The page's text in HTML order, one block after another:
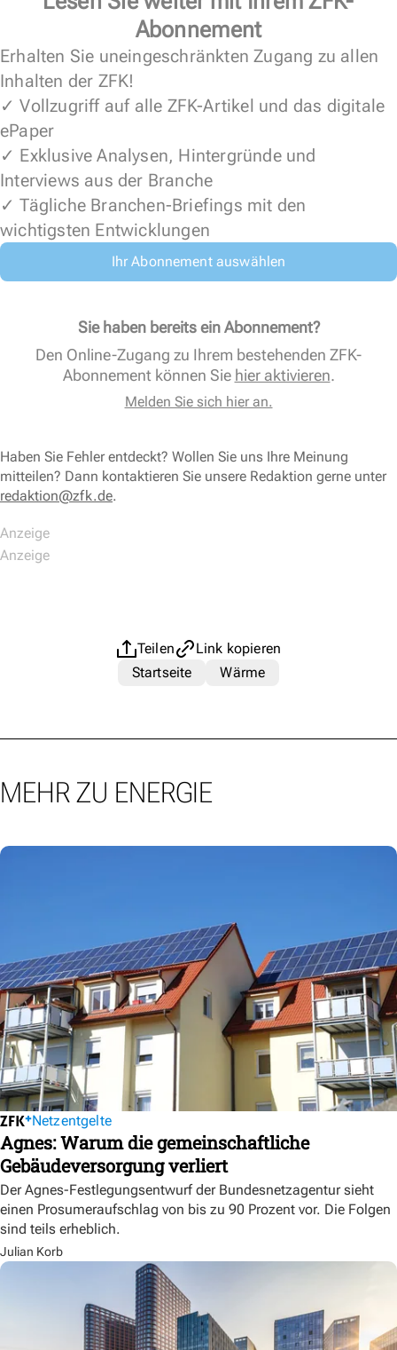
Abonnement
Erhalten Sie uneingeschränkten Zugang zu allen
Inhalten der ZFK!
✓ Vollzugriff auf alle ZFK-Artikel und das digitale
ePaper
✓ Exklusive Analysen, Hintergründe und
Interviews aus der Branche
✓ Tägliche Branchen-Briefings mit den
wichtigsten Entwicklungen
Ihr Abonnement auswählen
Sie haben bereits ein Abonnement?
Den Online-Zugang zu Ihrem bestehenden ZFK-
Abonnement können Sie hier aktivieren.
Melden Sie sich hier an.
Haben Sie Fehler entdeckt? Wollen Sie uns Ihre Meinung
mitteilen? Dann kontaktieren Sie unsere Redaktion gerne unter
redaktion@zfk.de.
Teilen
Link kopieren
Startseite
Wärme
MEHR ZU ENERGIE
Netzentgelte
Agnes: Warum die gemeinschaftliche
Gebäudeversorgung verliert
Der Agnes-Festlegungsentwurf der Bundesnetzagentur sieht
einen Prosumeraufschlag von bis zu 90 Prozent vor. Die Folgen
sind teils erheblich.
Julian Korb